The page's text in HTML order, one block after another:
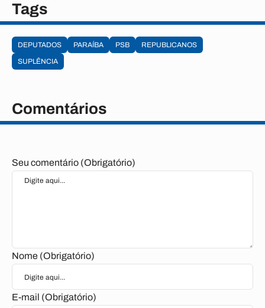
Tags
DEPUTADOS PARAÍBA PSB
REPUBLICANOS
SUPLÊNCIA
Comentários
Seu comentário (Obrigatório)
Nome (Obrigatório)
E-mail (Obrigatório)